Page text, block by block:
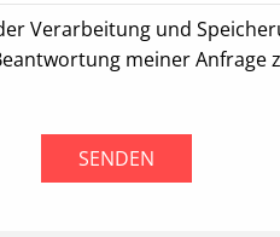
Verarbeitung und
meiner Anfrage
SENDEN